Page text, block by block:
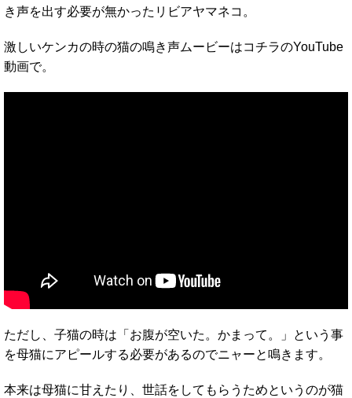
き声を出す必要が無かったリビアヤマネコ。
激しいケンカの時の猫の鳴き声ムービーはコチラのYouTube
動画で。
ただし、子猫の時は「お腹が空いた。かまって。」という事
を母猫にアピールする必要があるのでニャーと鳴きます。
本来は母猫に甘えたり、世話をしてもらうためというのが猫